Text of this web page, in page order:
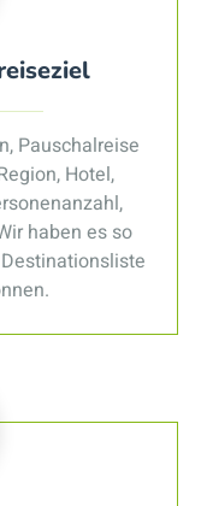
Pauschalreise
Hotel,
haben es so